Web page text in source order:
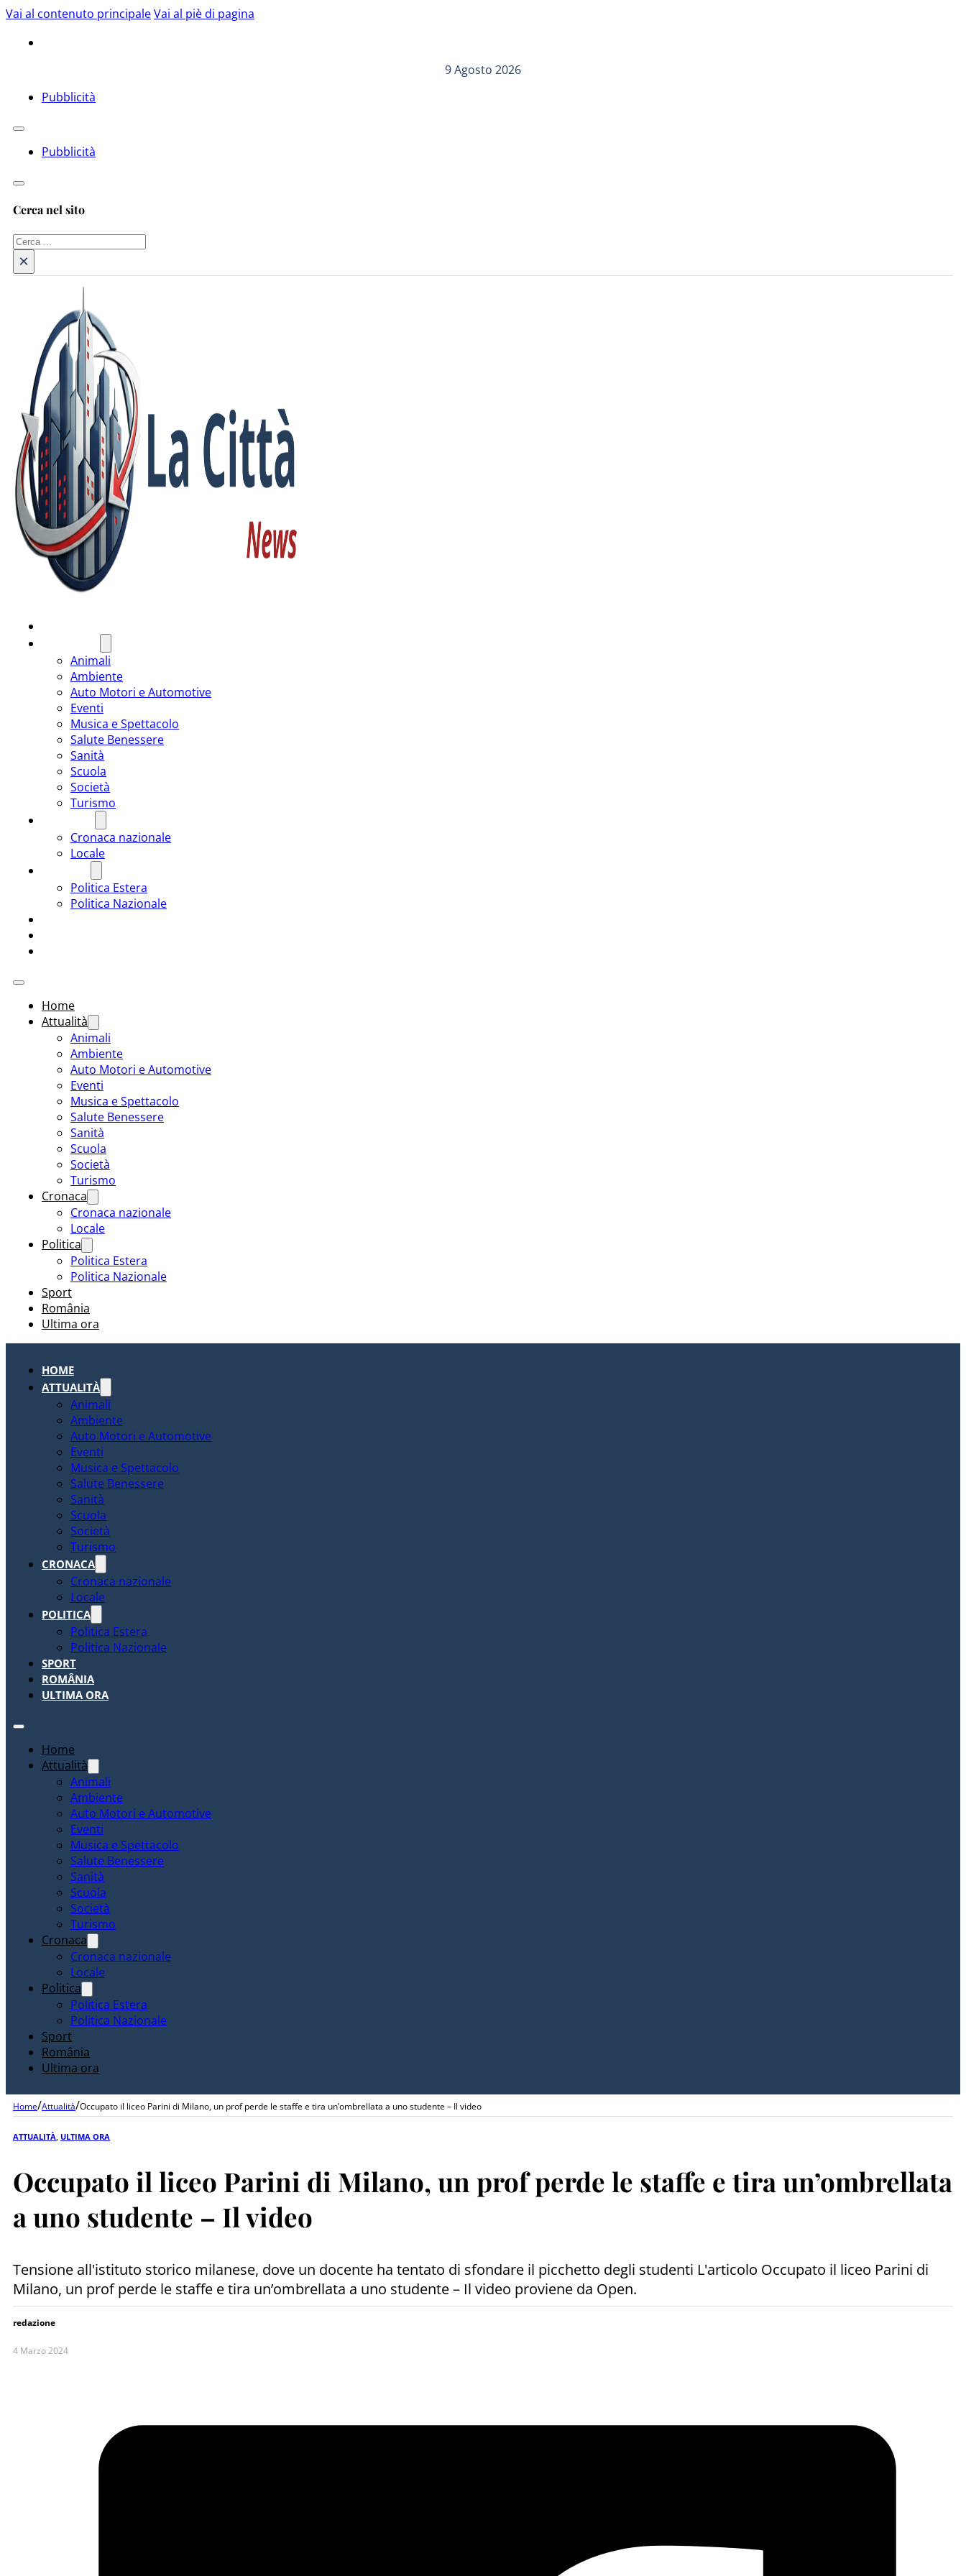
Vai al contenuto principaleVai al piè di pagina
9 Agosto 2026
Pubblicità
Pubblicità
Cerca nel sito
Cerca
×
Animali
Ambiente
Auto Motori e Automotive
Eventi
Musica e Spettacolo
Salute Benessere
Sanità
Scuola
Società
Turismo
Cronaca nazionale
Locale
Politica Estera
Politica Nazionale
Home
Attualità
Animali
Ambiente
Auto Motori e Automotive
Eventi
Musica e Spettacolo
Salute Benessere
Sanità
Scuola
Società
Turismo
Cronaca
Cronaca nazionale
Locale
Politica
Politica Estera
Politica Nazionale
Sport
România
Ultima ora
HOME
ATTUALITÀ
Animali
Ambiente
Auto Motori e Automotive
Eventi
Musica e Spettacolo
Salute Benessere
Sanità
Scuola
Società
Turismo
CRONACA
Cronaca nazionale
Locale
POLITICA
Politica Estera
Politica Nazionale
SPORT
ROMÂNIA
ULTIMA ORA
Home
Attualità
Animali
Ambiente
Auto Motori e Automotive
Eventi
Musica e Spettacolo
Salute Benessere
Sanità
Scuola
Società
Turismo
Cronaca
Cronaca nazionale
Locale
Politica
Politica Estera
Politica Nazionale
Sport
România
Ultima ora
Home/Attualità/Occupato il liceo Parini di Milano, un prof perde le staffe e tira un’ombrellata a uno studente – Il video
ATTUALITÀ ULTIMA ORA
Occupato il liceo Parini di Milano, un prof perde le staffe e tira un’ombrellata
a uno studente – Il video
Tensione all'istituto storico milanese, dove un docente ha tentato di sfondare il picchetto degli studenti L'articolo Occupato il liceo Parini di
Milano, un prof perde le staffe e tira un’ombrellata a uno studente – Il video proviene da Open.
redazione
4 Marzo 2024